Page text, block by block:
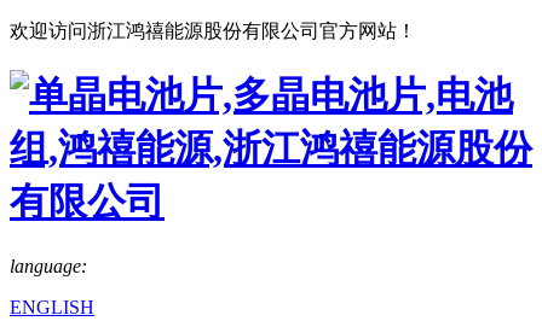
欢迎访问浙江鸿禧能源股份有限公司官方网站！
language:
ENGLISH